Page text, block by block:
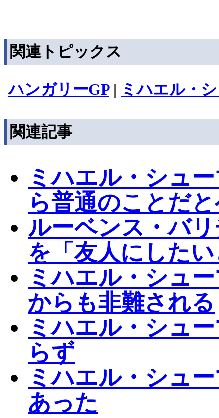
関連トピックス
ハンガリーGP| ミハエル・
関連記事
ミハエル・シュ
ら普通のことだ
ルーベンス・バ
を「友人にした
ミハエル・シュ
からも非難される
ミハエル・シュ
らず
ミハエル・シュ
あった